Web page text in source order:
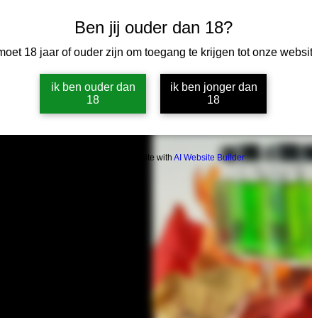
Ben jij ouder dan 18?
18 jaar of ouder zijn om toegang te krijgen tot onze
ik ben ouder dan
18
ik ben jonger dan
18
Build a FREE AI website with AI Website Builder